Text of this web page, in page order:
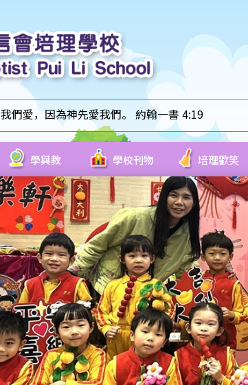
我們愛，因為神先愛我們。 約翰一書 4:19
學與教 學校刊物 培理歡笑